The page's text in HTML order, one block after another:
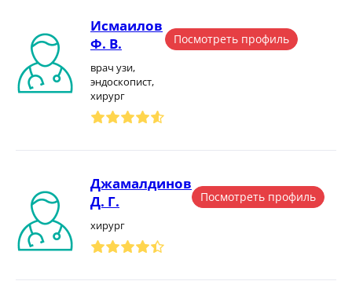
Исмаилов
Ф. В.
врач узи,
эндоскопист,
хирург
Посмотреть профиль
Джамалдинов
Д. Г.
хирург
Посмотреть профиль